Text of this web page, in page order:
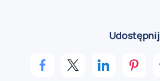
Udostępnij